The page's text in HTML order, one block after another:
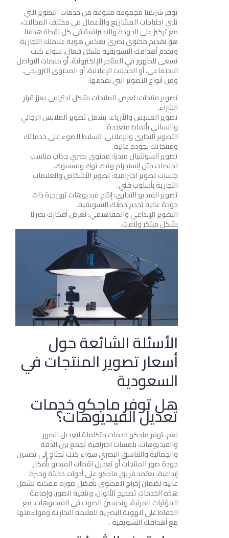
توفر شركتنا مجموعة متنوعة من خدمات التصوير التي
تلبي احتياجات المشاريع والأعمال في مختلف المجالات،
مع تركيز على الجودة والاحترافية في كل لقطة هدفنا
هو تقديم محتوى بصري يعكس هوية علامتك التجارية
ويخدم أهدافك التسويقية بشكل فعال، سواء كنت
تسعى للظهور في المتاجر الإلكترونية، أو منصات التواصل
الاجتماعي، أو الحملات الإعلانية، أو المحتوى الترويجي.
ومن أنواع التصوير التي نقدمها:
تصوير منتجات: لعرض المنتجات بشكل احترافي يعزز قرار
الشراء.
تصوير الملابس والأزياء: يشمل تصوير الملابس الرجالي
والنسائي بأنماط متعددة.
التصوير التجاري والإعلاني: لتسليط الضوء على خدماتك
ومنتجاتك بجودة عالية.
تصوير السوشيال ميديا: محتوى بصري جذاب مناسب
لمنصات مثل إنستجرام وتيك توك وفيسبوك.
جلسات تصوير احترافية: تصوير الأشخاص والعلامات
التجارية بأسلوب فني.
تصوير الفيديو التجاري: إنتاج فيديوهات ترويجية ذات
جودة عالية تخدم خطتك التسويقية.
التصوير الإبداعي والمفاهيمي: لعرض أفكارك بصريًا
بشكل مبتكر ولافت.
الأسئلة الشائعة حول
أسعار تصوير المنتجات في
السعودية
هل توفر ماجكو خدمات
تعديل الفيديوهات؟
نعم، توفر ماجكو خدمات متكاملة لتعديل الصور
والفيديوهات، بلمسات احترافية تجمع بين الدقة
والجمالية والتناسق البصري سواء كنت تحتاج إلى تحسين
جودة صور المنتجات أو تعديل لقطات الفيديو بأفكار
إبداعية، يعتمد فريق ماجكو على أدوات حديثة وخبرة
عالية لضمان إخراج المحتوى بأفضل صورة ممكنة تشمل
هذه الخدمات تصحيح الألوان، وتنقية الصور، وإضافة
المؤثرات المرئية، وتحسين الصوت في الفيديوهات، مع
الحفاظ على الهوية البصرية للعلامة التجارية ومواءمتها
مع أهدافك التسويقية .